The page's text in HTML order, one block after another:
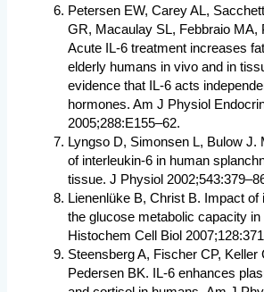
Petersen EW, Carey AL,
GR, Macaulay SL, Febbraio MA,
Acute IL-6 treatment increases
elderly humans in vivo and in
evidence that IL-6 acts
hormones. Am J Physiol
2005;288:E155–62.
Lyngso D, Simonsen L, Bulow J.
of interleukin-6 in human
tissue. J Physiol
Lienenlüke B, Christ B. Impact of
the glucose metabolic capacity in
Histochem Cell Biol
Steensberg A, Fischer CP, Keller
Pedersen BK. IL-6 enhances